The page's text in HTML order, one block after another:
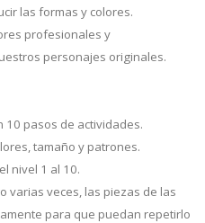
las formas y colores.
profesionales y
personajes originales.
10 pasos de actividades.
tamaño y patrones.
nivel 1 al 10.
varias veces, las piezas de las
para que puedan repetirlo